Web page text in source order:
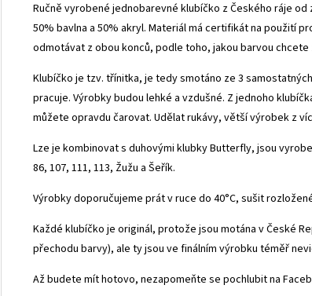
Ručně vyrobené jednobarevné klubíčko z Českého ráje
50% bavlna a 50% akryl. Materiál má certifikát na použití
odmotávat z obou konců, podle toho, jakou barvou chcete
Klubíčko je tzv. třínitka, je tedy smotáno ze 3
pracuje. Výrobky budou lehké a vzdušné. Z jednoho
můžete opravdu čarovat. Udělat rukávy, větší výrobek z
Lze je kombinovat s duhovými klubky Butterfly, jsou
86, 107, 111, 113, Žužu a Šeřík.
Výrobky doporučujeme prát v ruce do 40°C, sušit
Každé klubíčko je originál, protože jsou motána v České
přechodu barvy), ale ty jsou ve finálním výrobku téměř
Až budete mít hotovo, nezapomeňte se pochlubit na